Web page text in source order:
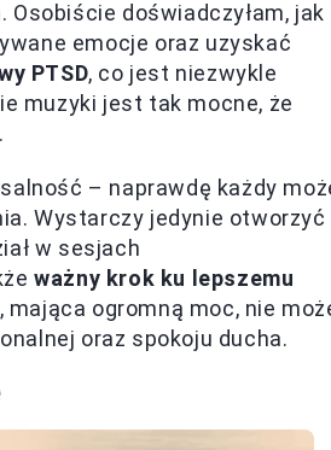
doświadczyłam, jak
emocje oraz uzyskać
PTSD, co jest niezwykle
muzyki jest tak mocne, że
– naprawdę każdy
Wystarczy jedynie otworzyć
w sesjach
ważny krok ku lepszemu
mająca ogromną moc, nie
oraz spokoju ducha.